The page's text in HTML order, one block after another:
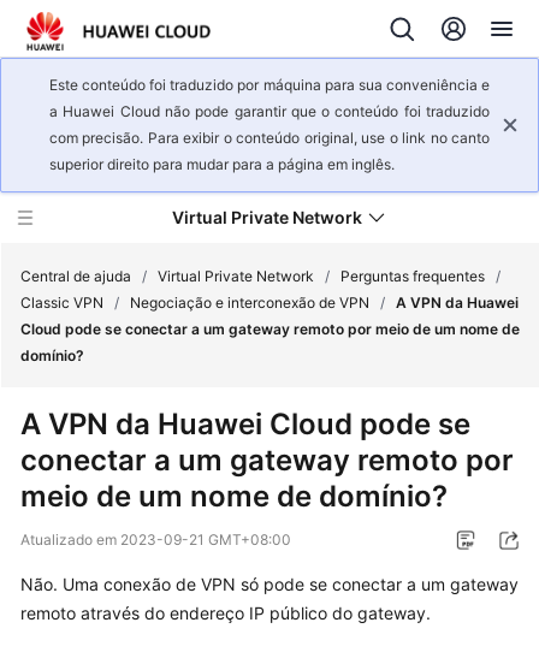
Este conteúdo foi traduzido por máquina para sua conveniência e
a Huawei Cloud não pode garantir que o conteúdo foi traduzido
com precisão. Para exibir o conteúdo original, use o link no canto
superior direito para mudar para a página em inglês.
Virtual Private Network
Visão
serviço
Primeiros
passos
de
usuário
Central de ajuda / Virtual Private Network / Perguntas frequentes /
Classic VPN
/ Negociação e interconexão de VPN / A VPN da Huawei
Cloud pode se conectar a um gateway remoto por meio de um nome de
domínio?
A VPN da Huawei Cloud pode se
conectar a um gateway remoto por
meio de um nome de domínio?
Atualizado em 2023-09-21 GMT+08:00
Não. Uma conexão de VPN só pode se conectar a um gateway
remoto através do endereço IP público do gateway.